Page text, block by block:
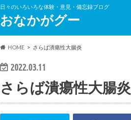
日々のいろいろな体験・意見・備忘録ブログ
おなかがグー
HOME さらば潰瘍性大腸炎
2022.03.11
さらば潰瘍性大腸炎